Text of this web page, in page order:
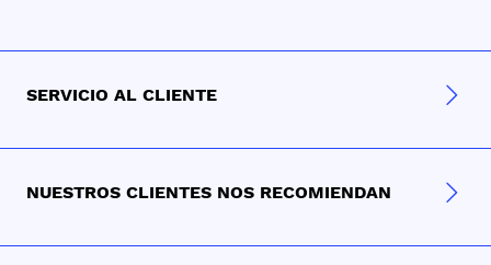
SERVICIO AL CLIENTE
NUESTROS CLIENTES NOS RECOMIENDAN